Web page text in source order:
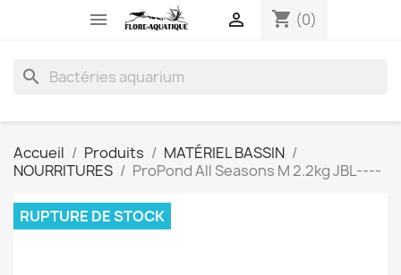
 shopping_cart (0)

search
Accueil Produits
MATÉRIEL BASSIN
NOURRITURES
ProPond All Seasons M 2.2kg JBL----
RUPTURE DE STOCK